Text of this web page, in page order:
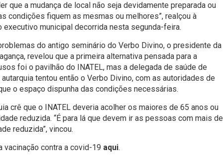
que a mudança de local não seja devidamente preparada ou
condições fiquem as mesmas ou melhores”, realçou à
executivo municipal decorrida nesta segunda-feira.
do antigo seminário do Verbo Divino, o presidente da
revelou que a primeira alternativa pensada para a
foi o pavilhão do INATEL, mas a delegada de saúde de
tentou então o Verbo Divino, com as autoridades de
o espaço dispunha das condições necessárias.
crê que o INATEL deveria acolher os maiores de 65 anos ou
reduzida. “É para lá que devem ir as pessoas com mais de
reduzida”, vincou.
vacinação contra a covid-19 aqui.